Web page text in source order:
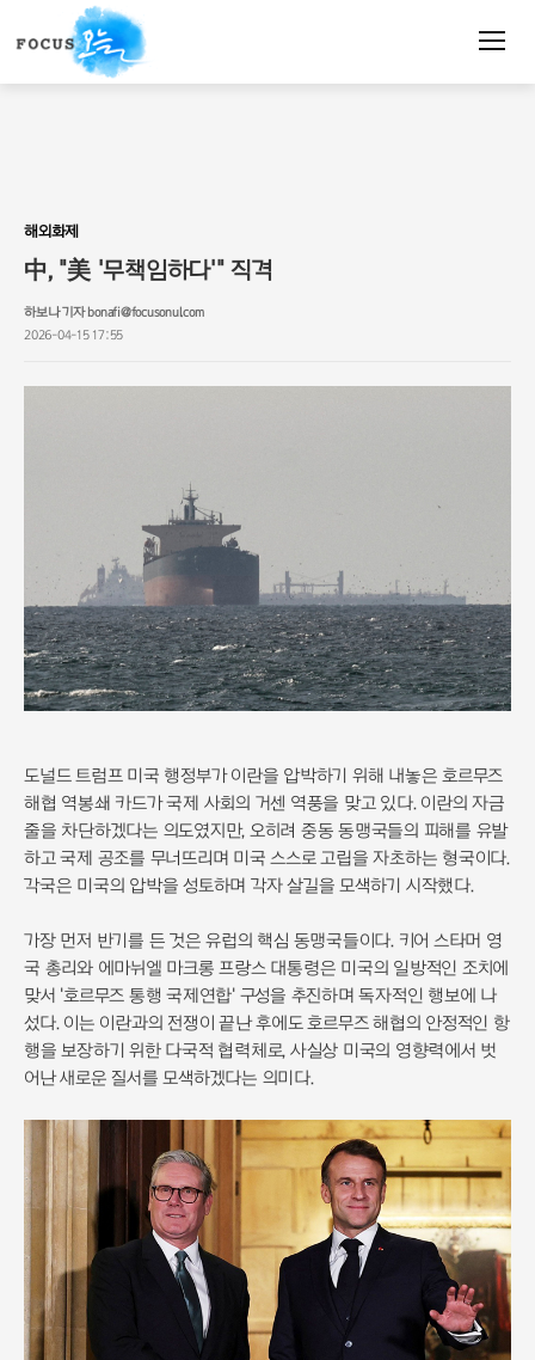
주
해외화제
中, "美 '무책임하다'" 직격
하보나 기자 bonafi@focusonul.com
2026-04-15 17:55
도널드 트럼프 미국 행정부가 이란을 압박하기 위해 내놓은 호르무즈
해협 역봉쇄 카드가 국제 사회의 거센 역풍을 맞고 있다. 이란의 자금
줄을 차단하겠다는 의도였지만, 오히려 중동 동맹국들의 피해를 유발
하고 국제 공조를 무너뜨리며 미국 스스로 고립을 자초하는 형국이다.
각국은 미국의 압박을 성토하며 각자 살길을 모색하기 시작했다.
가장 먼저 반기를 든 것은 유럽의 핵심 동맹국들이다. 키어 스타머 영
국 총리와 에마뉘엘 마크롱 프랑스 대통령은 미국의 일방적인 조치에
맞서 '호르무즈 통행 국제연합' 구성을 추진하며 독자적인 행보에 나
섰다. 이는 이란과의 전쟁이 끝난 후에도 호르무즈 해협의 안정적인 항
행을 보장하기 위한 다국적 협력체로, 사실상 미국의 영향력에서 벗
어난 새로운 질서를 모색하겠다는 의미다.